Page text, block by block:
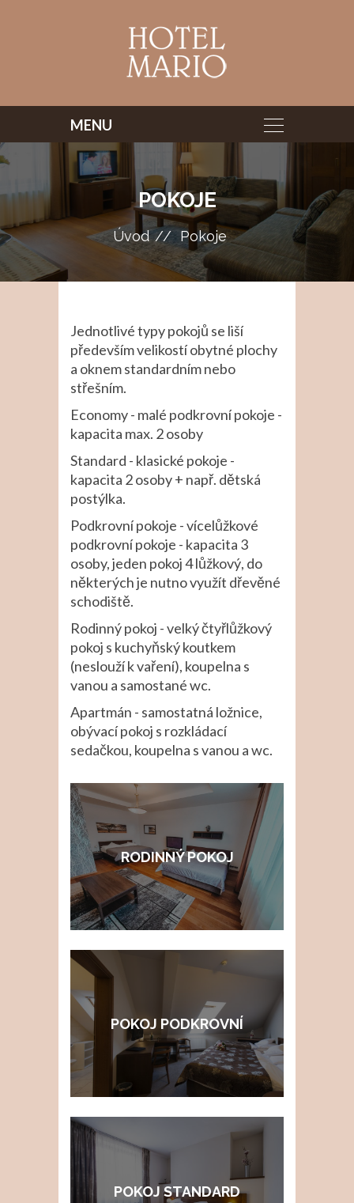
POKOJE
Úvod Pokoje
Jednotlivé typy pokojů se liší
především velikostí obytné plochy
a oknem standardním nebo
střešním.
Economy - malé podkrovní pokoje -
kapacita max. 2 osoby
Standard - klasické pokoje -
kapacita 2 osoby + např. dětská
postýlka.
Podkrovní pokoje - vícelůžkové
podkrovní pokoje - kapacita 3
osoby, jeden pokoj 4 lůžkový, do
některých je nutno využít dřevěné
schodiště.
Rodinný pokoj - velký čtyřlůžkový
pokoj s kuchyňský koutkem
(neslouží k vaření), koupelna s
vanou a samostané wc.
Apartmán - samostatná ložnice,
obývací pokoj s rozkládací
sedačkou, koupelna s vanou a wc.
RODINNÝ POKOJ
POKOJ PODKROVNÍ
POKOJ STANDARD